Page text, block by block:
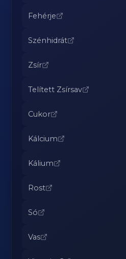
Fehérje
Szénhidrát
Zsír
Telített Zsírsav
Cukor
Kálcium
Kálium
Rost
Só
Vas